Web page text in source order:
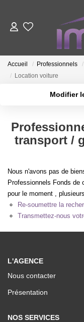
Accueil Professionnels
Location voiture
Modifier
Sélectionnez...
Type de bien
Créer une
transport /
Nous n'avons pas de
Professionnels Fonds de
pour le moment ,
Re-soumettre la
Transmettez-nous
L'AGENCE
Nous contacter
Présentation
NOS SERVICES